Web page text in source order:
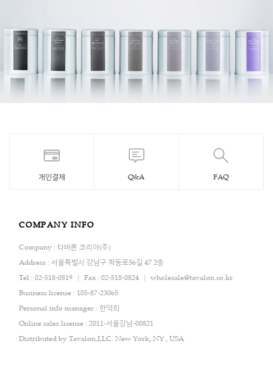
개인결제 Q&A FAQ
COMPANY INFO
Company : 타바론 코리아(주)
Address : 서울특별시 강남구 학동로56길 47 2층
Tel : 02-518-0819
Fax : 02-518-0824
wholesale@tavalon.co.kr
Business license : 105-87-23065
Personal info manager : 한덕희
Online sales license : 2011-서울강남-00821
Distributed by Tavalon,LLC. New York, NY , USA